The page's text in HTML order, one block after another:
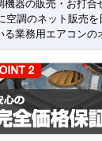
器の販売・お打
調のネット販売
業務用エアコンの